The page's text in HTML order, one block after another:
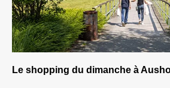
Le shopping du dimanche à